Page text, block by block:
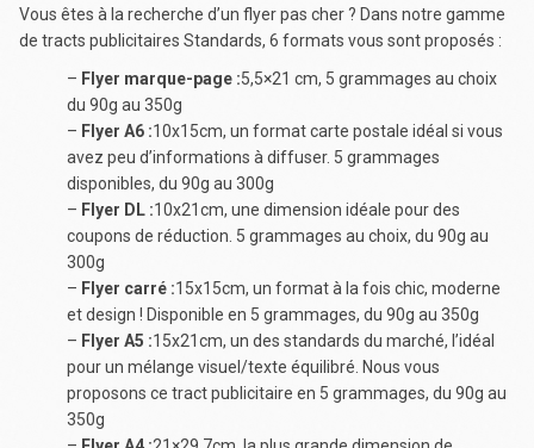
Vous êtes à la recherche d’un flyer pas cher ? Dans notre gamme
de tracts publicitaires Standards, 6 formats vous sont proposés :
– Flyer marque-page :5,5×21 cm, 5 grammages au choix
du 90g au 350g
– Flyer A6 :10x15cm, un format carte postale idéal si vous
avez peu d’informations à diffuser. 5 grammages
disponibles, du 90g au 300g
– Flyer DL :10x21cm, une dimension idéale pour des
coupons de réduction. 5 grammages au choix, du 90g au
300g
– Flyer carré :15x15cm, un format à la fois chic, moderne
et design ! Disponible en 5 grammages, du 90g au 350g
– Flyer A5 :15x21cm, un des standards du marché, l’idéal
pour un mélange visuel/texte équilibré. Nous vous
proposons ce tract publicitaire en 5 grammages, du 90g au
350g